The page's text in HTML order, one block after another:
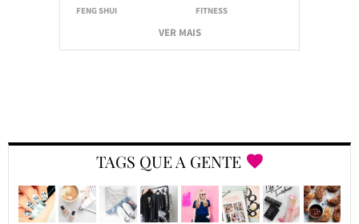
FENG SHUI
FITNESS
VER MAIS
TAGS QUE A GENTE